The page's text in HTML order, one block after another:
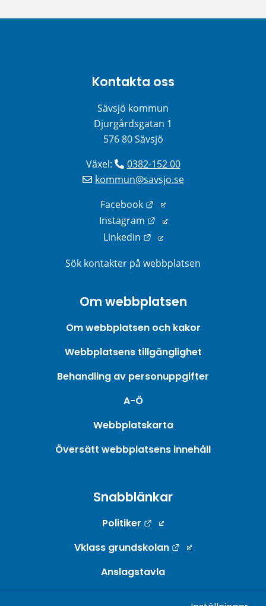
Kontakta oss
Sävsjö kommun
Djurgårdsgatan 1
576 80 Sävsjö
Växel:
0382-152 00
kommun@savsjo.se
Facebook
Länk till annan
Instagram
Länk till annan
Linkedin
Länk till annan webbplats.
Sök kontakter på webbplatsen
Om webbplatsen
Om webbplatsen och kakor
Webbplatsens tillgänglighet
Behandling av personuppgifter
A-Ö
Webbplatskarta
Översätt webbplatsens innehåll
Snabblänkar
Politiker
Länk till annan
Vklass grundskolan
Länk till annan
Anslagstavla